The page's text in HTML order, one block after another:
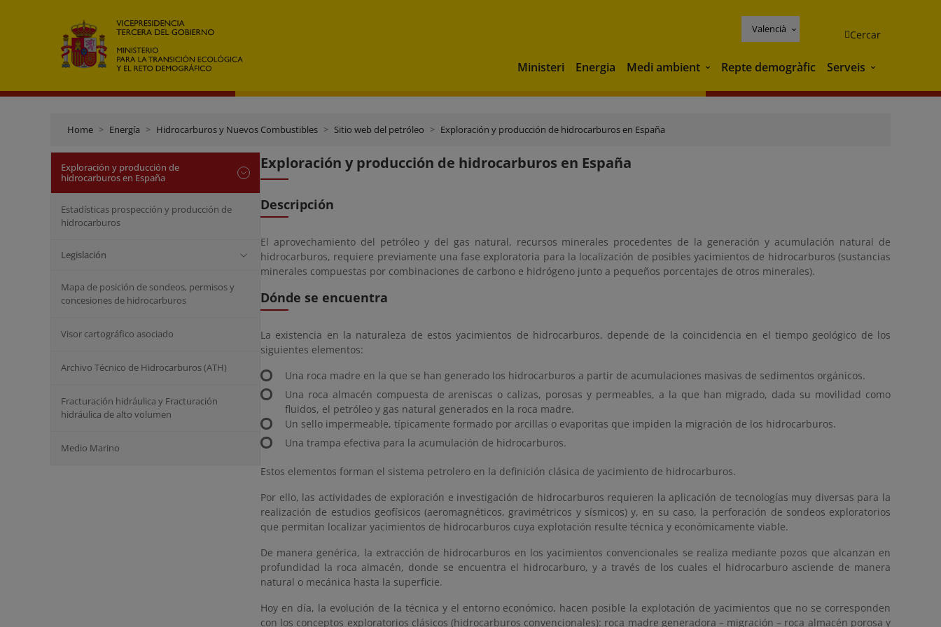
Valencià Cercar
Ministeri Energia Medi ambient Medi ambient
Repte demogràfic Serveis Serveis
Home Energía Hidrocarburos y Nuevos Combustibles Sitio web del petróleo Exploración y producción de hidrocarburos en España
Exploración y producción de
hidrocarburos en España
Estadísticas prospección y producción de
hidrocarburos
Legislación
Mapa de posición de sondeos, permisos y
concesiones de hidrocarburos
Visor cartográfico asociado
Archivo Técnico de Hidrocarburos (ATH)
Fracturación hidráulica y Fracturación
hidráulica de alto volumen
Medio Marino
Exploración y producción de hidrocarburos en España
Descripción
El aprovechamiento del petróleo y del gas natural, recursos minerales procedentes de la generación y acumulación natural de
hidrocarburos, requiere previamente una fase exploratoria para la localización de posibles yacimientos de hidrocarburos (sustancias
minerales compuestas por combinaciones de carbono e hidrógeno junto a pequeños porcentajes de otros minerales).
Dónde se encuentra
La existencia en la naturaleza de estos yacimientos de hidrocarburos, depende de la coincidencia en el tiempo geológico de los
siguientes elementos:
Una roca madre en la que se han generado los hidrocarburos a partir de acumulaciones masivas de sedimentos orgánicos.
Una roca almacén compuesta de areniscas o calizas, porosas y permeables, a la que han migrado, dada su movilidad como
fluidos, el petróleo y gas natural generados en la roca madre.
Un sello impermeable, típicamente formado por arcillas o evaporitas que impiden la migración de los hidrocarburos.
Una trampa efectiva para la acumulación de hidrocarburos.
Estos elementos forman el sistema petrolero en la definición clásica de yacimiento de hidrocarburos.
Por ello, las actividades de exploración e investigación de hidrocarburos requieren la aplicación de tecnologías muy diversas para la
realización de estudios geofísicos (aeromagnéticos, gravimétricos y sísmicos) y, en su caso, la perforación de sondeos exploratorios
que permitan localizar yacimientos de hidrocarburos cuya explotación resulte técnica y económicamente viable.
De manera genérica, la extracción de hidrocarburos en los yacimientos convencionales se realiza mediante pozos que alcanzan en
profundidad la roca almacén, donde se encuentra el hidrocarburo, y a través de los cuales el hidrocarburo asciende de manera
natural o mecánica hasta la superficie.
Hoy en día, la evolución de la técnica y el entorno económico, hacen posible la explotación de yacimientos que no se corresponden
con los conceptos exploratorios clásicos (hidrocarburos convencionales): roca madre generadora – migración – roca almacén porosa y